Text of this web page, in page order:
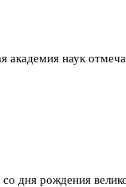
академия наук
со дня рождения